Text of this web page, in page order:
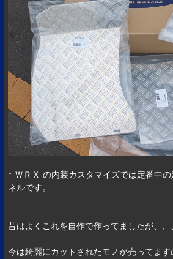
↑ ＷＲＸ の内装カスタマイズでは定番中
ネルです。
昔はよくこれを自作で作ってましたが、、
今は綺麗にカットされたモノが売ってま